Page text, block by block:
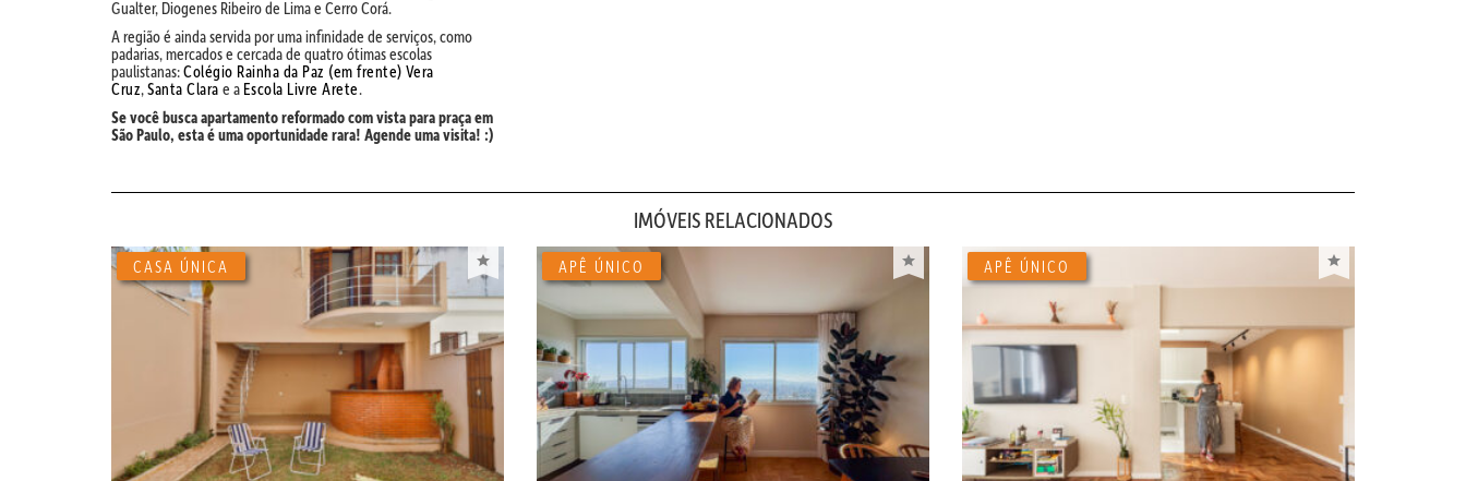
Gualter, Diogenes Ribeiro de Lima e Cerro Corá.
A região é ainda servida por uma infinidade de serviços, como
padarias, mercados e cercada de quatro ótimas escolas
paulistanas:Colégio Rainha da Paz (em frente) Vera
Cruz,Santa Clara e a Escola Livre Arete.
Se você busca apartamento reformado com vista para praça em
São Paulo, esta é uma oportunidade rara! Agende uma visita! :)
IMÓVEIS RELACIONADOS